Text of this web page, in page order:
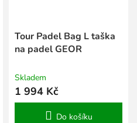
Tour Padel Bag L taška
na padel GEOR
Skladem
1 994 Kč
Do košíku